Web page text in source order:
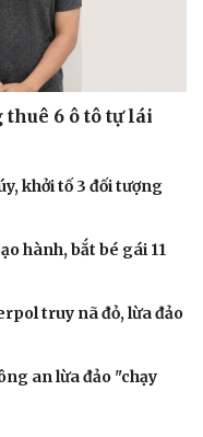
6 ô tô tự lái
khởi tố 3 đối tượng
hành, bắt bé gái 11
truy nã đỏ, lừa đảo
an lừa đảo "chạy